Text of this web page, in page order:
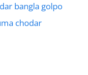
bangla golpo
chodar